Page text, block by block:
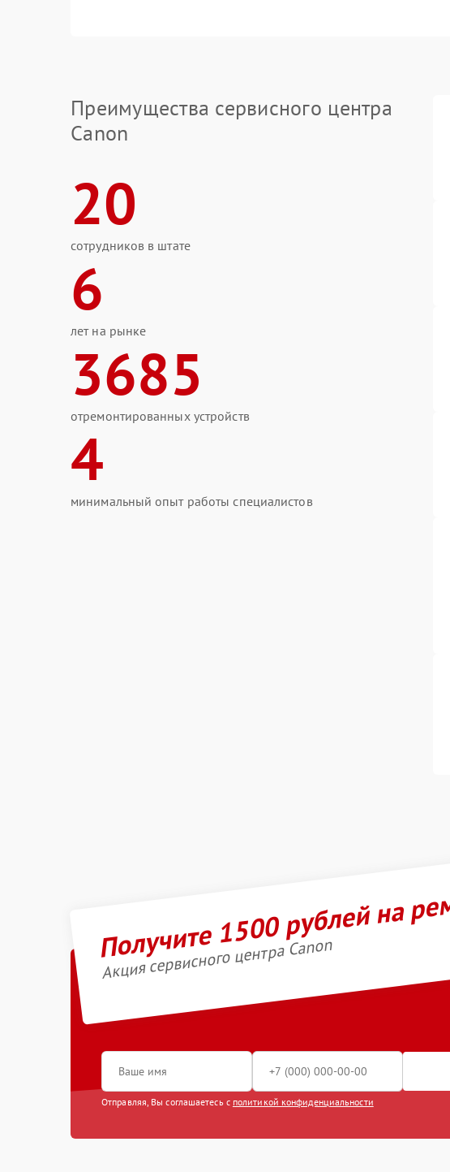
Преимущества сервисного центра
Canon
20
сотрудников в штате
6
лет на рынке
3685
отремонтированных устройств
4
минимальный опыт работы специалистов
Получите 1500 рублей на
Акция сервисного центра Canon
Отправляя, Вы соглашаетесь с политикой конфиденциальности